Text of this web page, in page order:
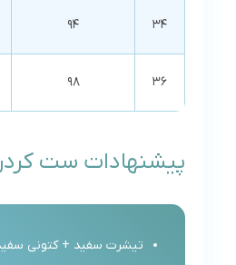
34
94
36
98
پیشنهادات ست
تیشرت سفید + کتونی